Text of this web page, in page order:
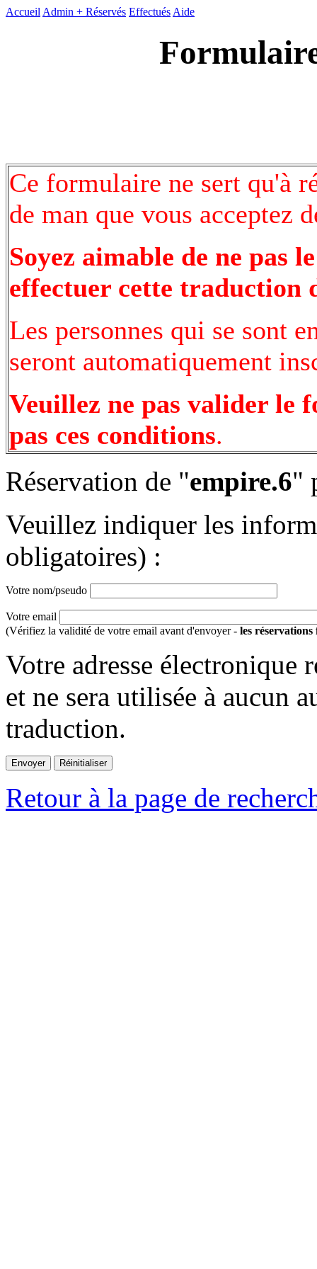
Accueil Admin + Réservés Effectués Aide
Ce formulaire ne sert qu'à
de man que vous acceptez
Soyez aimable de ne pas
effectuer cette traduction
Les personnes qui se sont
seront automatiquement
Veuillez ne pas valider le
pas ces conditions.
Réservation de "empire.6"
Veuillez indiquer les
obligatoires) :
Votre nom/pseudo
Votre email
(Vérifiez la validité de votre email avant d'envoyer - les réservations
Votre adresse électronique
et ne sera utilisée à aucun
traduction.
Retour à la page de